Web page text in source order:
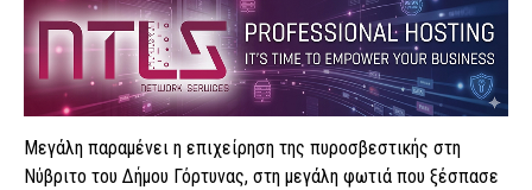
Μεγάλη παραμένει η επιχείρηση της πυροσβεστικής στη
Νύβριτο του Δήμου Γόρτυνας, στη μεγάλη φωτιά που ξέσπασε